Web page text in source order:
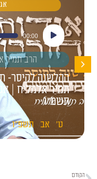
נגן
אודיו
00:00
הרב תמיר
ההלשנה לקיסר-
תמיר אלמליח |
תשפ"ו
ט' אב תשפ"ו
הקודם